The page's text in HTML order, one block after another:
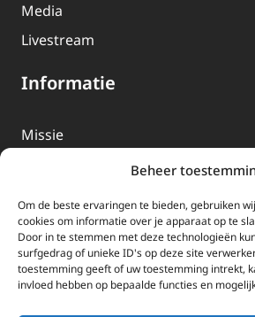
Beheer
Om de beste ervaringen te bieden, gebruiken
cookies om informatie over je apparaat op te
Door in te stemmen met deze technologieën
surfgedrag of unieke ID's op deze site
toestemming geeft of uw toestemming intrekt,
invloed hebben op bepaalde functies en
Media
Livestream
Informatie
Missie
EWTN-Team
Organisatiegegevens
Doneren